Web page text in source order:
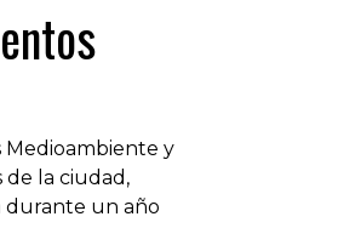
Medioambiente y
de la ciudad,
durante un año